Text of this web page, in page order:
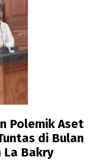
Polemik Aset
di Bulan
La Bakry